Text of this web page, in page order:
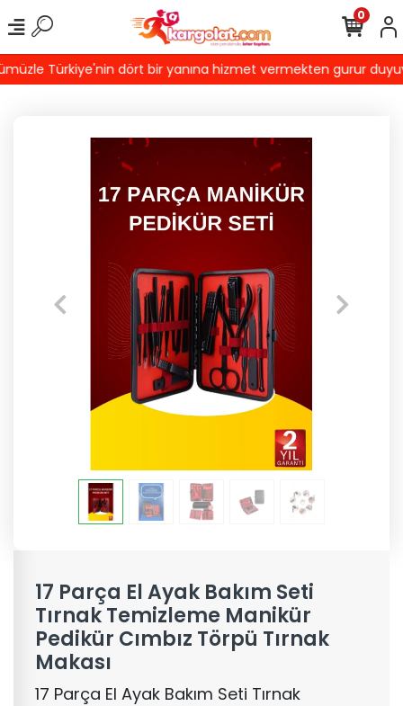
Türkiye'nin dört bir yanına hizmet vermekten gurur
0
17 Parça El Ayak Bakım Seti
Tırnak Temizleme Manikür
Pedikür Cımbız Törpü Tırnak
Makası
17 Parça El Ayak Bakım Seti Tırnak